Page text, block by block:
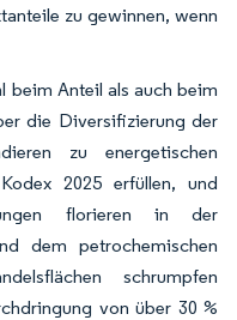
zu gewinnen, wenn
beim Anteil als auch beim
die Diversifizierung der
zu energetischen
2025 erfüllen, und
florieren in der
dem petrochemischen
schrumpfen
von über 30 %